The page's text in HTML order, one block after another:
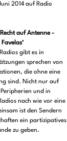
2014 auf Radio
auf Antenne -
gibt es in
sprechen von
die ohne eine
sind. Nicht nur auf
und in
nach wie vor eine
ist den Sendern
ein partizipatives
zu geben.